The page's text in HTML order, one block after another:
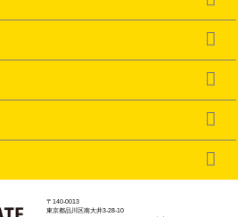
〒140-0013
東京都品川区南大井3-28-10